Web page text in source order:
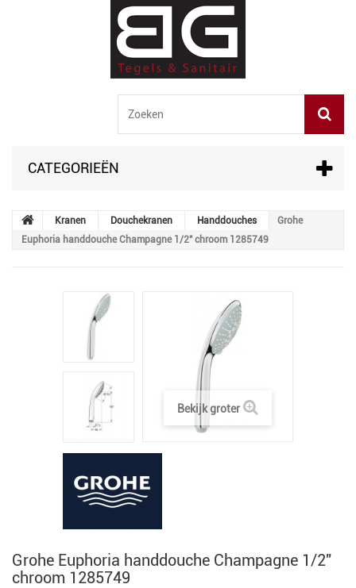
CATEGORIEËN
Kranen Douchekranen Handdouches
Grohe
Euphoria handdouche Champagne 1/2" chroom 1285749
Bekijk groter
Grohe Euphoria handdouche Champagne 1/2"
chroom 1285749